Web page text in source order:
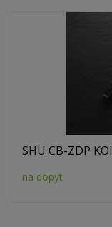
SHU CB-ZDP KOI
na dopyt